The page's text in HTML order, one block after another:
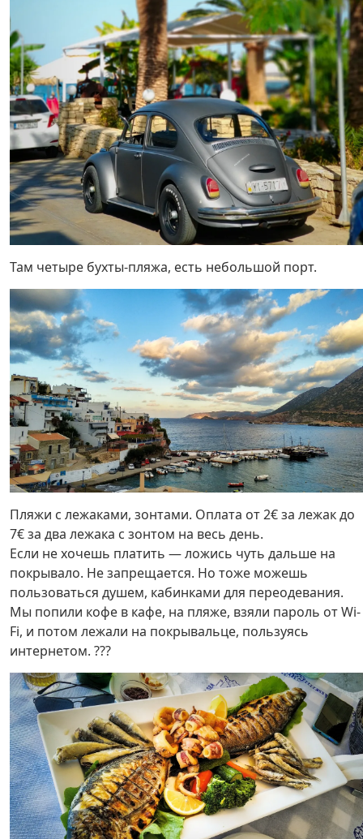
Там четыре бухты-пляжа, есть небольшой порт.
Пляжи с лежаками, зонтами. Оплата от 2€ за лежак до
7€ за два лежака с зонтом на весь день.
Если не хочешь платить — ложись чуть дальше на
покрывало. Не запрещается. Но тоже можешь
пользоваться душем, кабинками для переодевания.
Мы попили кофе в кафе, на пляже, взяли пароль от Wi-
Fi, и потом лежали на покрывальце, пользуясь
интернетом. ???